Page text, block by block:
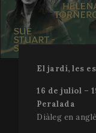
El jardí, les
16 de juliol –
Peralada
Diàleg en